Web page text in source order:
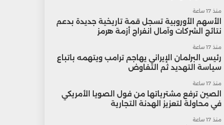
منذ 17 ساعة
الأسهم الأوروبية تسجل قمة تاريخية جديدة بدعم
نتائج الشركات وآمال انفراج أزمة هرمز
منذ 17 ساعة
رئيس البرلمان الإيراني يهاجم ترامب ويتهمه باتباع
سياسة التهديد ثم التفاوض
منذ 17 ساعة
الصين ترفع مشترياتها من فول الصويا الأمريكي
في محاولة لتعزيز الهدنة التجارية
منذ 17 ساعة